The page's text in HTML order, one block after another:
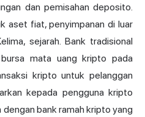
dan pemisahan deposito.
aset fiat, penyimpanan di luar
sejarah. Bank tradisional
mata uang kripto pada
kripto untuk pelanggan
kepada pengguna kripto
bank ramah kripto yang